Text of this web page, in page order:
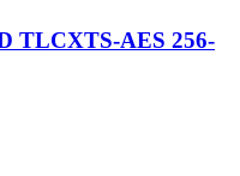
TLCXTS-AES 256-